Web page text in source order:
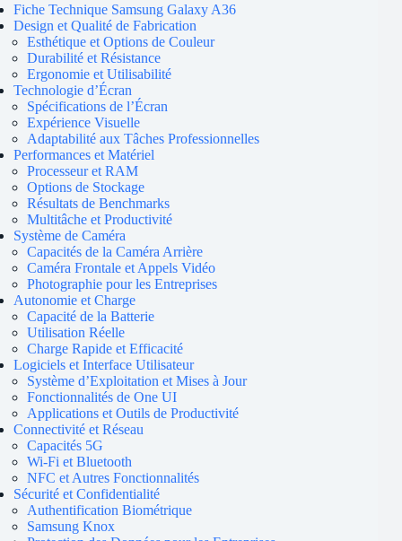
Fiche Technique Samsung Galaxy A36
Design et Qualité de Fabrication
Esthétique et Options de Couleur
Durabilité et Résistance
Ergonomie et Utilisabilité
Technologie d’Écran
Spécifications de l’Écran
Expérience Visuelle
Adaptabilité aux Tâches Professionnelles
Performances et Matériel
Processeur et RAM
Options de Stockage
Résultats de Benchmarks
Multitâche et Productivité
Système de Caméra
Capacités de la Caméra Arrière
Caméra Frontale et Appels Vidéo
Photographie pour les Entreprises
Autonomie et Charge
Capacité de la Batterie
Utilisation Réelle
Charge Rapide et Efficacité
Logiciels et Interface Utilisateur
Système d’Exploitation et Mises à Jour
Fonctionnalités de One UI
Applications et Outils de Productivité
Connectivité et Réseau
Capacités 5G
Wi-Fi et Bluetooth
NFC et Autres Fonctionnalités
Sécurité et Confidentialité
Authentification Biométrique
Samsung Knox